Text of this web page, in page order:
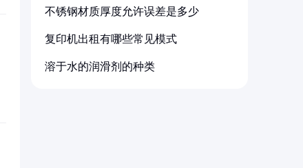
不锈钢材质厚度允许误差是多少
复印机出租有哪些常见模式
溶于水的润滑剂的种类